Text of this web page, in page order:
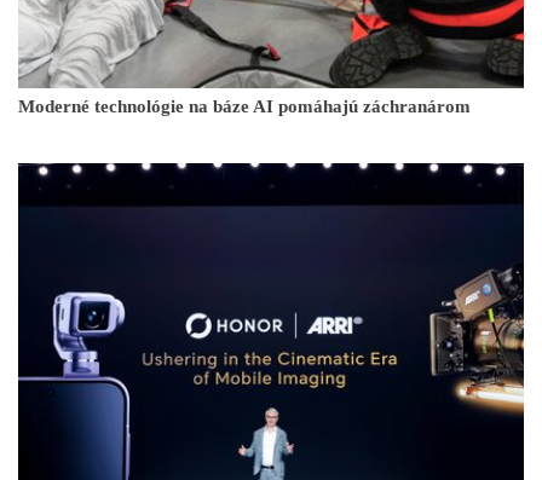
Moderné technológie na báze AI pomáhajú záchranárom